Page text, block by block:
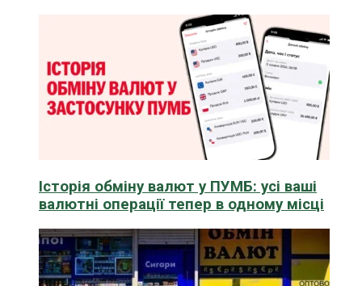
Історія обміну валют у ПУМБ: усі ваші
валютні операції тепер в одному місці